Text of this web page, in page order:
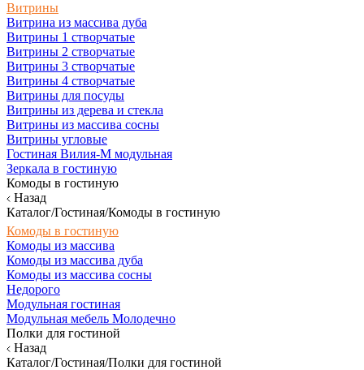
Витрины
Витрина из массива дуба
Витрины 1 створчатые
Витрины 2 створчатые
Витрины 3 створчатые
Витрины 4 створчатые
Витрины для посуды
Витрины из дерева и стекла
Витрины из массива сосны
Витрины угловые
Гостиная Вилия-М модульная
Зеркала в гостиную
Комоды в гостиную
Назад
Каталог/Гостиная/Комоды в гостиную
Комоды в гостиную
Комоды из массива
Комоды из массива дуба
Комоды из массива сосны
Недорого
Модульная гостиная
Модульная мебель Молодечно
Полки для гостиной
Назад
Каталог/Гостиная/Полки для гостиной